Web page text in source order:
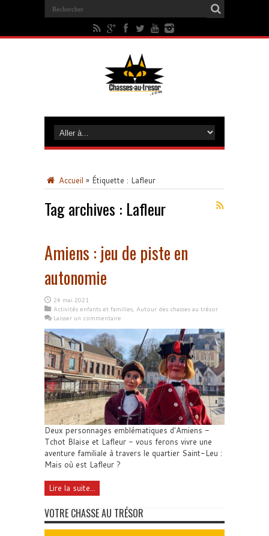
Accueil » Étiquette : Lafleur
Tag archives : Lafleur
Amiens : jeu de piste en
autonomie
24 mai 2021
Activités enfants et familles, Autour des chasses au trésor
Laisser un commentaire
Deux personnages emblématiques d'Amiens -
Tchot Blaise et Lafleur - vous ferons vivre une
aventure familiale à travers le quartier Saint-Leu :
Mais où est Lafleur ?
Lire la suite...
VOTRE CHASSE AU TRÉSOR